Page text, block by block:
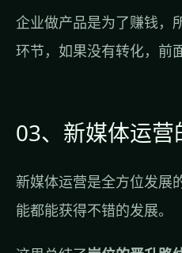
企业做产品是为了赚钱，
环节，如果没有转化，前
03、新媒体运营
新媒体运营是全方位发展
能都能获得不错的发展。